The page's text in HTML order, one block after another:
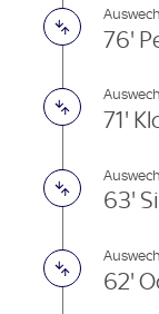
76'
71'
63'
62'